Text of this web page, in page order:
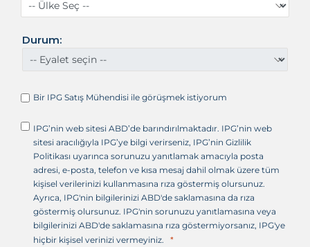
B
r
e
i
D
e
v
l
e
t
l
e
r
Durum:
Bir IPG Satış Mühendisi ile görüşmek istiyorum
IPG’nin web sitesi ABD’de barındırılmaktadır. IPG’nin web
sitesi aracılığıyla IPG’ye bilgi verirseniz, IPG’nin Gizlilik
Politikası uyarınca sorunuzu yanıtlamak amacıyla posta
adresi, e-posta, telefon ve kısa mesaj dahil olmak üzere tüm
kişisel verilerinizi kullanmasına rıza göstermiş olursunuz.
Ayrıca, IPG'nin bilgilerinizi ABD'de saklamasına da rıza
göstermiş olursunuz. IPG'nin sorunuzu yanıtlamasına veya
bilgilerinizi ABD'de saklamasına rıza göstermiyorsanız, IPG'ye
hiçbir kişisel verinizi vermeyiniz.